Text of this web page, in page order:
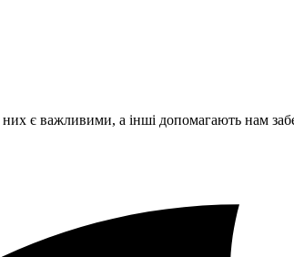
є важливими, а інші допомагають нам